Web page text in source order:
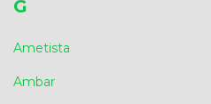
G
Ametista
Ambar